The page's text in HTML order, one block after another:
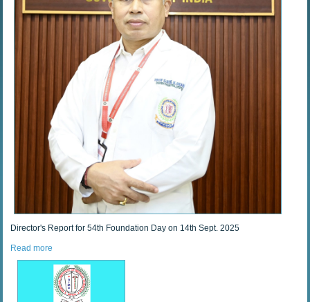
Director's Report for 54th Foundation Day on 14th Sept. 2025
Read more